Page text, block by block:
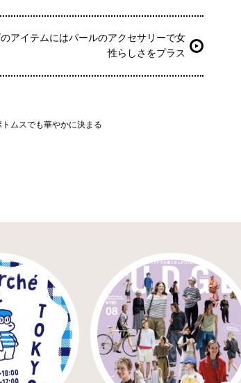
アイテムにはパールのアクセサリーで女
性らしさをプラス
ムスでも華やかに決まる